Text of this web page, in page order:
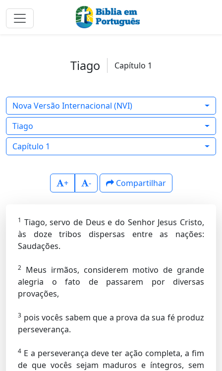
Tiago Capítulo 1
Nova Versão Internacional (NVI)
Tiago
Capítulo 1
+ - Compartilhar
1 Tiago, servo de Deus e do Senhor Jesus Cristo,
às doze tribos dispersas entre as nações:
Saudações.
2 Meus irmãos, considerem motivo de grande
alegria o fato de passarem por diversas
provações,
3 pois vocês sabem que a prova da sua fé produz
perseverança.
4 E a perseverança deve ter ação completa, a fim
de que vocês sejam maduros e íntegros, sem